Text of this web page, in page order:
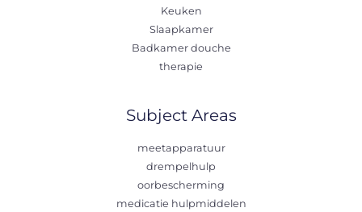
Keuken
Slaapkamer
Badkamer douche
therapie
Subject Areas
meetapparatuur
drempelhulp
oorbescherming
medicatie hulpmiddelen